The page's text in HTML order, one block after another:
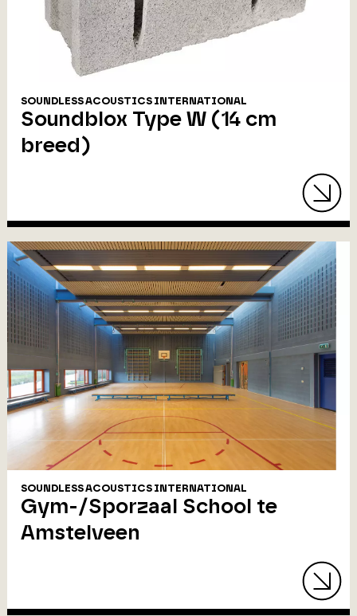
SOUNDLESS ACOUSTICS INTERNATIONAL
Soundblox Type W (14 cm
breed)
SOUNDLESS ACOUSTICS INTERNATIONAL
Gym-/Sporzaal School te
Amstelveen